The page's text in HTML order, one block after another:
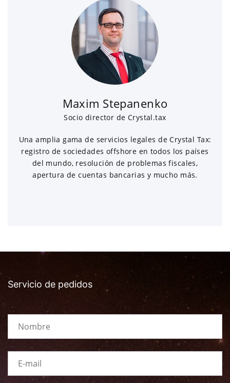
Maxim Stepanenko
Socio director de Crystal.tax
Una amplia gama de servicios legales de Crystal Tax:
registro de sociedades offshore en todos los países
del mundo, resolución de problemas fiscales,
apertura de cuentas bancarias y mucho más.
Servicio de pedidos